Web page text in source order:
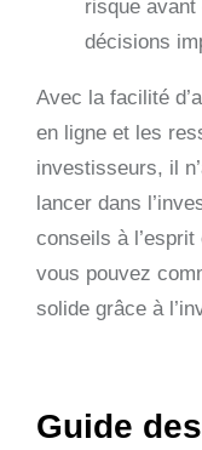
risque avant
décisions
Avec la facilité
en ligne et les
investisseurs, il
lancer dans
conseils à
vous pouvez
solide grâce à
Guide